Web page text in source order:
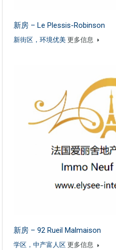
新房 – Le Plessis-Robinson
新街区，环境优美更多信息
新房 – 92 Rueil Malmaison
学区，中产富人区更多信息